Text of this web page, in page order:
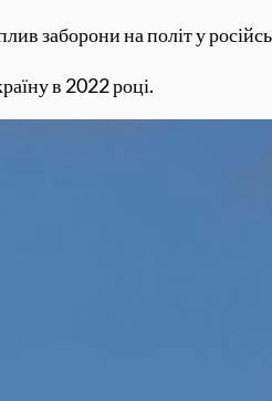
заборони на політ у
в 2022 році.